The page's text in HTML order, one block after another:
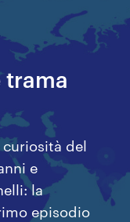
curiosità del
e
la
episodio